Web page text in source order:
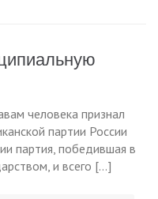
человека признал
партии России
партия, победившая в
и всего […]